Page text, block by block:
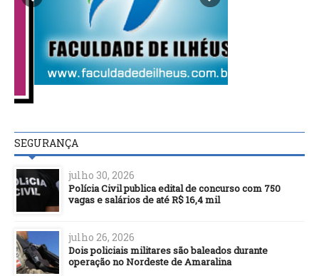
SEGURANÇA
julho 30, 2026
Polícia Civil publica edital de concurso com 750
vagas e salários de até R$ 16,4 mil
julho 26, 2026
Dois policiais militares são baleados durante
operação no Nordeste de Amaralina